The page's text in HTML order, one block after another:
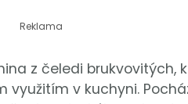
Reklama
z čeledi brukvovitých,
využitím v kuchyni.